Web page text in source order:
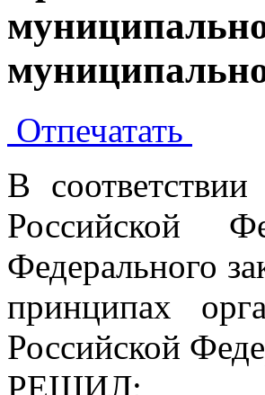
Отпечатать
В
Российской
Федерального
принципах
Российской